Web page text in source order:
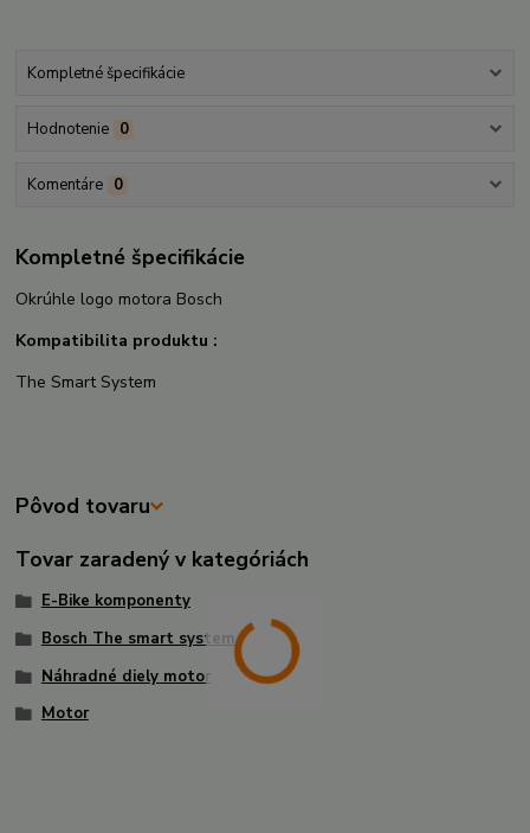
Kompletné špecifikácie
Hodnotenie 0
Komentáre 0
Kompletné špecifikácie
Okrúhle logo motora Bosch
Kompatibilita produktu :
The Smart System
Pôvod tovaru
Tovar zaradený v kategóriách
E-Bike komponenty
Bosch The smart system
Náhradné diely motor
Motor